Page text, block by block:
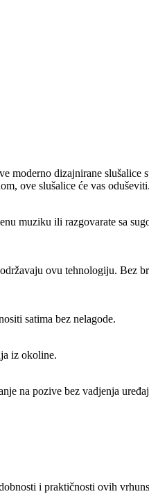
moderno dizajnirane
ove slušalice će vas oduševiti.
muziku ili razgovarate sa
ovu tehnologiju. Bez
satima bez nelagode.
iz okoline.
na pozive bez vadjenja
i praktičnosti ovih